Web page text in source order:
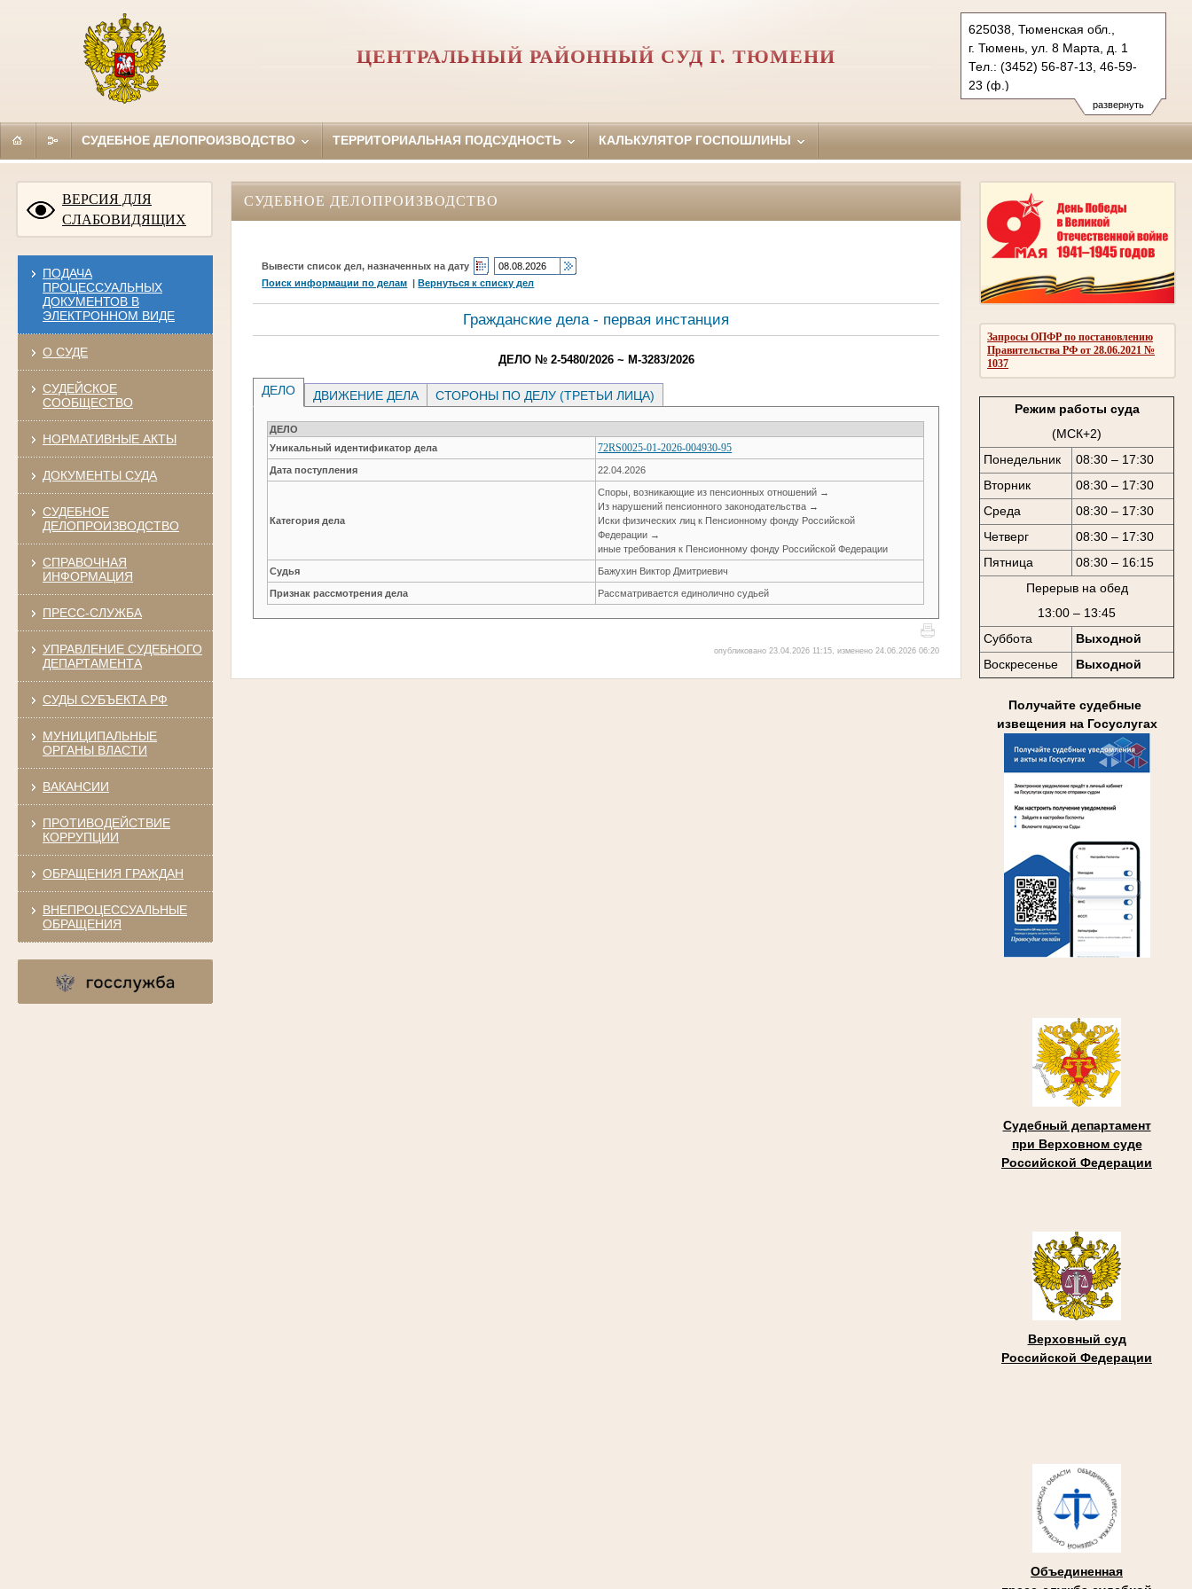
развернуть
625038, Тюменская обл.,
г. Тюмень, ул. 8 Марта, д. 1
Тел.: (3452) 56-87-13, 46-59-
23 (ф.)
centralny.tum@sudrf.ru
ЦЕНТРАЛЬНЫЙ РАЙОННЫЙ СУД Г. ТЮМЕНИ
СУДЕБНОЕ ДЕЛОПРОИЗВОДСТВО ТЕРРИТОРИАЛЬНАЯ ПОДСУДНОСТЬ КАЛЬКУЛЯТОР ГОСПОШЛИНЫ
ВЕРСИЯ ДЛЯ
СЛАБОВИДЯЩИХ
ПОДАЧА
ПРОЦЕССУАЛЬНЫХ
ДОКУМЕНТОВ В
ЭЛЕКТРОННОМ ВИДЕ
О СУДЕ
СУДЕЙСКОЕ
СООБЩЕСТВО
НОРМАТИВНЫЕ АКТЫ
ДОКУМЕНТЫ СУДА
СУДЕБНОЕ
ДЕЛОПРОИЗВОДСТВО
СПРАВОЧНАЯ
ИНФОРМАЦИЯ
ПРЕСС-СЛУЖБА
УПРАВЛЕНИЕ СУДЕБНОГО
ДЕПАРТАМЕНТА
СУДЫ СУБЪЕКТА РФ
МУНИЦИПАЛЬНЫЕ
ОРГАНЫ ВЛАСТИ
ВАКАНСИИ
ПРОТИВОДЕЙСТВИЕ
КОРРУПЦИИ
ОБРАЩЕНИЯ ГРАЖДАН
ВНЕПРОЦЕССУАЛЬНЫЕ
ОБРАЩЕНИЯ
Запросы ОПФР по постановлению
Правительства РФ от 28.06.2021 №
1037
Режим работы суда
(МСК+2)
Понедельник
08:30 – 17:30
Вторник
08:30 – 17:30
Среда
08:30 – 17:30
Четверг
08:30 – 17:30
Пятница
08:30 – 16:15
Перерыв на обед
13:00 – 13:45
Суббота
Выходной
Воскресенье
Выходной
Получайте судебные
извещения на Госуслугах
Судебный департамент
при Верховном суде
Российской Федерации
Верховный суд
Российской Федерации
Объединенная
СУДЕБНОЕ ДЕЛОПРОИЗВОДСТВО
Вывести список дел, назначенных на дату
Поиск информации по делам |Вернуться к списку дел
Гражданские дела - первая инстанция
ДЕЛО № 2-5480/2026 ~ М-3283/2026
ДЕЛО ДВИЖЕНИЕ ДЕЛА СТОРОНЫ ПО ДЕЛУ (ТРЕТЬИ ЛИЦА)
ДЕЛО
Уникальный идентификатор дела
72RS0025-01-2026-004930-95
Дата поступления 22.04.2026
Категория дела
Споры, возникающие из пенсионных отношений →
Из нарушений пенсионного законодательства →
Иски физических лиц к Пенсионному фонду Российской
Федерации →
иные требования к Пенсионному фонду Российской Федерации
Судья Бажухин Виктор Дмитриевич
Признак рассмотрения дела Рассматривается единолично судьей
опубликовано 23.04.2026 11:15, изменено 24.06.2026 06:20